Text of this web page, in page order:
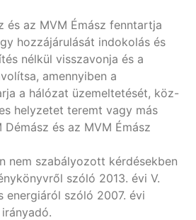
és az MVM Émász fenntartja
hozzájárulását indokolás és
nélkül visszavonja és a
amennyiben a
a hálózat üzemeltetését, köz-
helyzetet teremt vagy más
és az MVM Émász
nem szabályozott kérdésekben
szóló 2013. évi V.
energiáról szóló 2007. évi